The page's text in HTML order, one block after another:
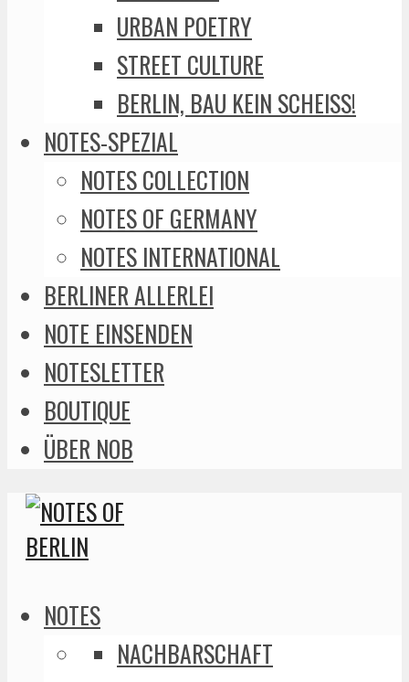
URBAN POETRY
STREET CULTURE
BERLIN, BAU KEIN SCHEISS!
NOTES-SPEZIAL
NOTES COLLECTION
NOTES OF GERMANY
NOTES INTERNATIONAL
BERLINER ALLERLEI
NOTE EINSENDEN
NOTESLETTER
BOUTIQUE
ÜBER NOB
NOTES
NACHBARSCHAFT